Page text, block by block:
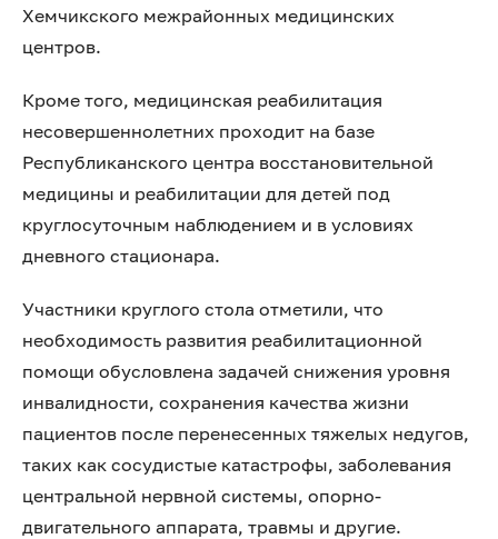
Хемчикского межрайонных медицинских
центров.
Кроме того, медицинская реабилитация
несовершеннолетних проходит на базе
Республиканского центра восстановительной
медицины и реабилитации для детей под
круглосуточным наблюдением и в условиях
дневного стационара.
Участники круглого стола отметили, что
необходимость развития реабилитационной
помощи обусловлена задачей снижения уровня
инвалидности, сохранения качества жизни
пациентов после перенесенных тяжелых недугов,
таких как сосудистые катастрофы, заболевания
центральной нервной системы, опорно-
двигательного аппарата, травмы и другие.